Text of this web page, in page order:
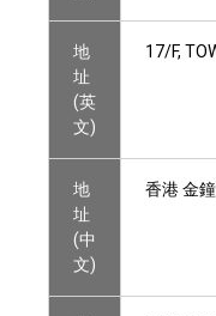
地
址
(英
文)
17/F,
地
址
(中
文)
香港 金